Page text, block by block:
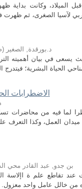
د.بورقدة, الصغير (
يسعى في بيان أهميته
الاضطرابات
لما فيه من محاضرات
ميدان العمل، وكذا
بن جدو, عبد القادر محي
عند تقاطع علم ة